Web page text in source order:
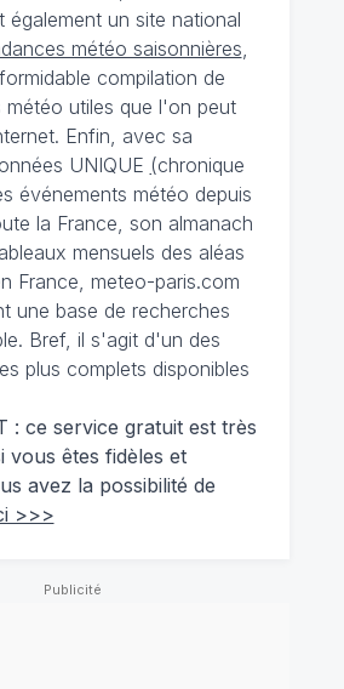
également un site national
météo saisonnières,
compilation de
météo utiles que l'on peut
Enfin, avec sa
UNIQUE (chronique
événements météo depuis
la France, son almanach
mensuels des aléas
France, meteo-paris.com
une base de recherches
Bref, il s'agit d'un des
plus complets disponibles
: ce service gratuit est très
vous êtes fidèles et
avez la possibilité de
>>>